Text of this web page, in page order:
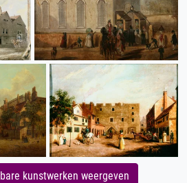
kunstwerken weergeven